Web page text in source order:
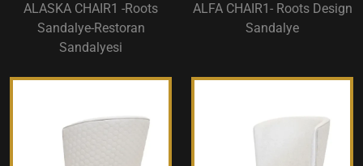
ALASKA CHAIR1 -Roots
Sandalye-Restoran
Sandalyesi
ALFA CHAIR1- Roots Design
Sandalye